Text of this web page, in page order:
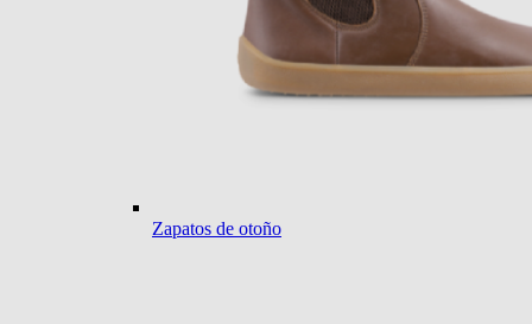
Zapatos de otoño